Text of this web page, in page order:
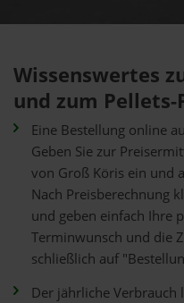
Wissenswertes
und zum Pellets-
Eine Bestellung online
Geben Sie zur
von Groß Köris ein und
Nach Preisberechnung
und geben einfach Ihre
Terminwunsch und die
schließlich auf
Der jährliche Verbrauch